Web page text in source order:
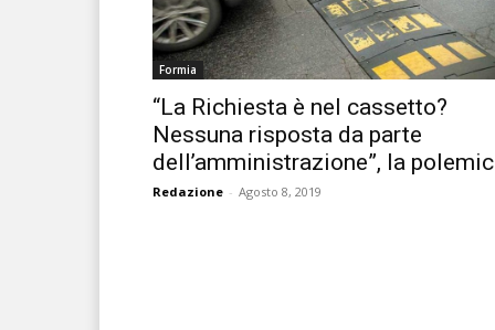
Formia
“La Richiesta è nel cassetto?
Nessuna risposta da parte
dell’amministrazione”, la
Redazione - Agosto 8, 2019